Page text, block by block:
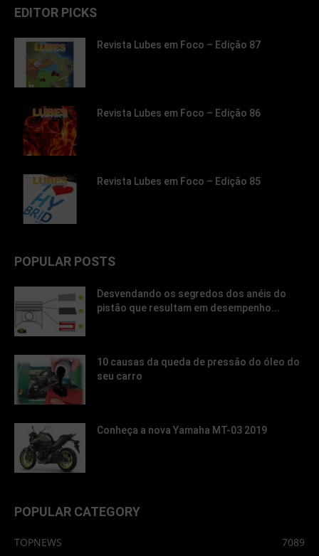
EDITOR PICKS
Revista Lubes em Foco – Edição 87
Revista Lubes em Foco – Edição 86
Revista Lubes em Foco – Edição 85
POPULAR POSTS
Desvendando os segredos dos anéis do
pistão que resultam em desempenho...
10 causas da queda de pressão do óleo do
seu carro
Conheça a nova Yamaha MT-03 2019
POPULAR CATEGORY
TOPNEWS
7089